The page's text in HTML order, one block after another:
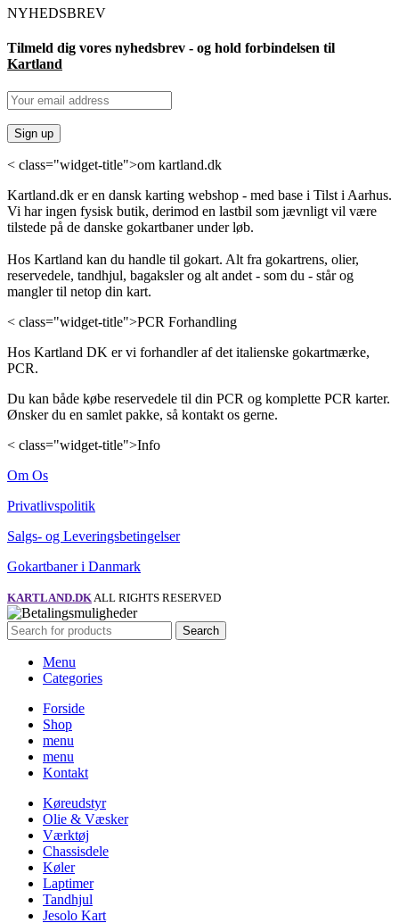
NYHEDSBREV
Tilmeld dig vores nyhedsbrev - og hold forbindelsen til
Kartland
< class="widget-title">om kartland.dk
Kartland.dk er en dansk karting webshop - med base i Tilst i Aarhus.
Vi har ingen fysisk butik, derimod en lastbil som jævnligt vil være
tilstede på de danske gokartbaner under løb.
Hos Kartland kan du handle til gokart. Alt fra gokartrens, olier,
reservedele, tandhjul, bagaksler og alt andet - som du - står og
mangler til netop din kart.
< class="widget-title">PCR Forhandling
Hos Kartland DK er vi forhandler af det italienske gokartmærke,
PCR.
Du kan både købe reservedele til din PCR og komplette PCR karter.
Ønsker du en samlet pakke, så kontakt os gerne.
< class="widget-title">Info
Om Os
Privatlivspolitik
Salgs- og Leveringsbetingelser
Gokartbaner i Danmark
KARTLAND.DKALL RIGHTS RESERVED
Search
Menu
Categories
Forside
Shop
menu
menu
Kontakt
Køreudstyr
Olie & Væsker
Værktøj
Chassisdele
Køler
Laptimer
Tandhjul
Jesolo Kart